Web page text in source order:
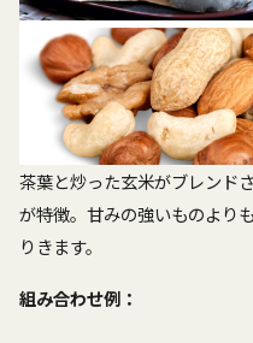
茶葉と炒った玄米がブレンド
が特徴。甘みの強いものより
りきます。
組み合わせ例：